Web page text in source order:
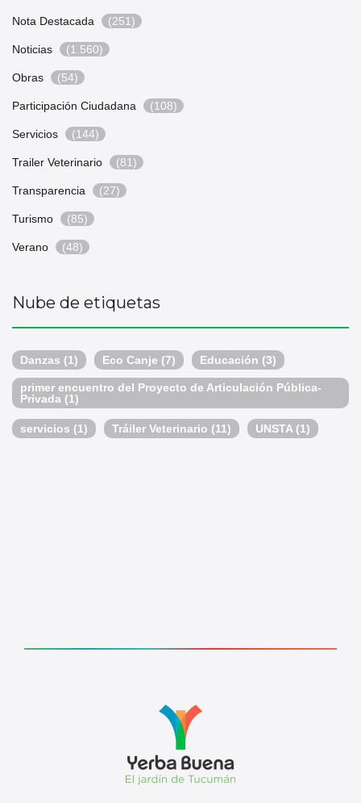
Nota Destacada (251)
Noticias (1.560)
Obras (54)
Participación Ciudadana (108)
Servicios (144)
Trailer Veterinario (81)
Transparencia (27)
Turismo (85)
Verano (48)
Nube de etiquetas
Danzas (1) Eco Canje (7) Educación (3)
primer encuentro del Proyecto de Articulación Pública-
Privada (1)
servicios (1) Tráiler Veterinario (11) UNSTA (1)